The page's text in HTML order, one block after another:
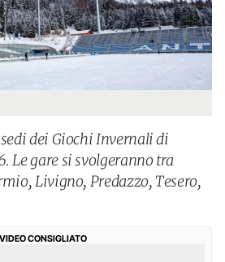
dei Giochi Invernali di
Le gare si svolgeranno tra
Livigno, Predazzo, Tesero,
VIDEO CONSIGLIATO